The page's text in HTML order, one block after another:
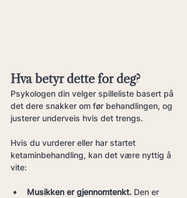
Hva betyr dette for deg?
Psykologen din velger spilleliste basert på
det dere snakker om før behandlingen, og
justerer underveis hvis det trengs.
Hvis du vurderer eller har startet
ketaminbehandling, kan det være nyttig å
vite:
Musikken er gjennomtenkt. Den er